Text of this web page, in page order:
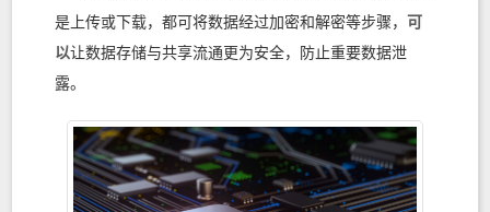
是上传或下载，都可将数据经过加密和解密等步骤， 可
以让数据存储与共享流通更为安全，防止重要数据泄
露。